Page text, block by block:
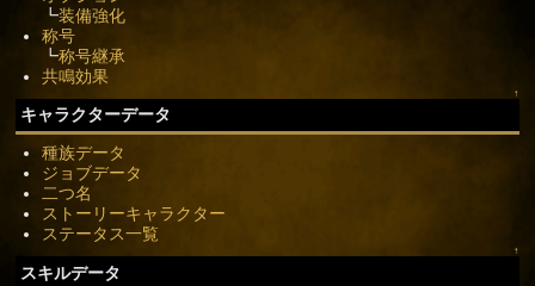
┗装備強化
称号
┗称号継承
共鳴効果
↑
キャラクターデータ
種族データ
ジョブデータ
二つ名
ストーリーキャラクター
ステータス一覧
↑
スキルデータ